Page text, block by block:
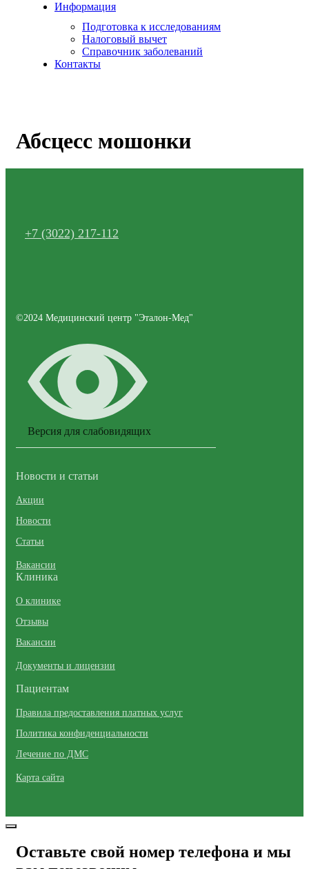
Информация
Подготовка к исследованиям
Налоговый вычет
Справочник заболеваний
Контакты
Абсцесс мошонки
+7 (3022) 217-112
©2024 Медицинский центр "Эталон-Мед"
Версия для слабовидящих
Новости и статьи
Акции
Новости
Статьи
Вакансии
Клиника
О клинике
Отзывы
Вакансии
Документы и лицензии
Пациентам
Правила предоставления платных услуг
Политика конфиденциальности
Лечение по ДМС
Карта сайта
Оставьте свой номер телефона и мы